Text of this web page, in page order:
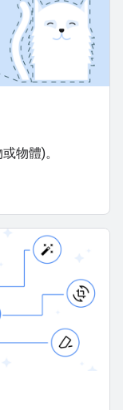
物體)。